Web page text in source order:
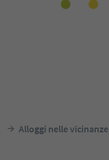
Alloggi nelle vicinanze